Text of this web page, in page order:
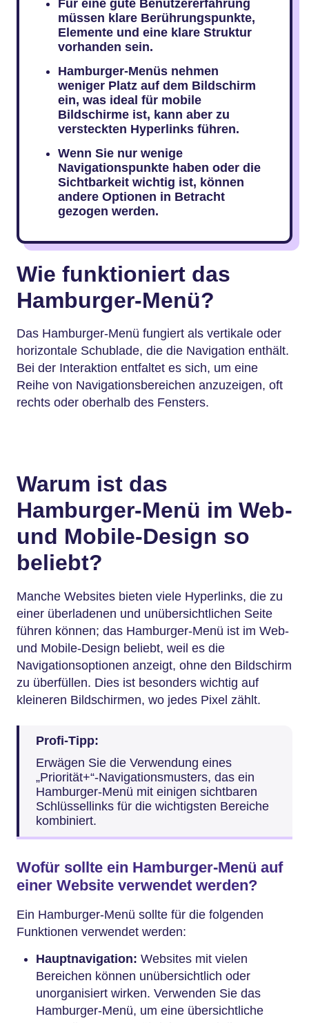
Für eine gute Benutzererfahrung
müssen klare Berührungspunkte,
Elemente und eine klare Struktur
vorhanden sein.
Hamburger-Menüs nehmen
weniger Platz auf dem Bildschirm
ein, was ideal für mobile
Bildschirme ist, kann aber zu
versteckten Hyperlinks führen.
Wenn Sie nur wenige
Navigationspunkte haben oder die
Sichtbarkeit wichtig ist, können
andere Optionen in Betracht
gezogen werden.
Wie funktioniert das
Hamburger-Menü?
Das Hamburger-Menü fungiert als vertikale oder
horizontale Schublade, die die Navigation enthält.
Bei der Interaktion entfaltet es sich, um eine
Reihe von Navigationsbereichen anzuzeigen, oft
rechts oder oberhalb des Fensters.
Warum ist das
Hamburger-Menü im Web-
und Mobile-Design so
beliebt?
Manche Websites bieten viele Hyperlinks, die zu
einer überladenen und unübersichtlichen Seite
führen können; das Hamburger-Menü ist im Web-
und Mobile-Design beliebt, weil es die
Navigationsoptionen anzeigt, ohne den Bildschirm
zu überfüllen. Dies ist besonders wichtig auf
kleineren Bildschirmen, wo jedes Pixel zählt.
Profi-Tipp:
Erwägen Sie die Verwendung eines
„Priorität+“-Navigationsmusters, das ein
Hamburger-Menü mit einigen sichtbaren
Schlüssellinks für die wichtigsten Bereiche
kombiniert.
Wofür sollte ein Hamburger-Menü auf
einer Website verwendet werden?
Ein Hamburger-Menü sollte für die folgenden
Funktionen verwendet werden:
Hauptnavigation: Websites mit vielen
Bereichen können unübersichtlich oder
unorganisiert wirken. Verwenden Sie das
Hamburger-Menü, um eine übersichtliche